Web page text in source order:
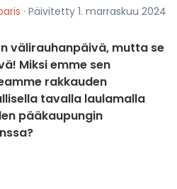
· Päivitetty 1. marraskuu 2024
välirauhanpäivä, mutta se
Miksi emme sen
rakkauden
tavalla laulamalla
pääkaupungin